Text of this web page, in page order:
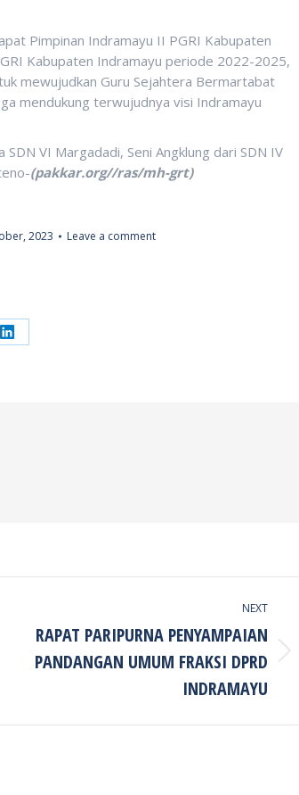
Pimpinan Indramayu II PGRI Kabupaten
Kabupaten Indramayu periode 2022-2025,
mewujudkan Guru Sejahtera Bermartabat
mendukung terwujudnya visi Indramayu
VI Margadadi, Seni Angklung dari SDN IV
(pakkar.org//ras/mh-grt)
2023 Leave a comment
Share
NEXT
RAPAT PARIPURNA PENYAMPAIAN
PANDANGAN UMUM FRAKSI DPRD
INDRAMAYU